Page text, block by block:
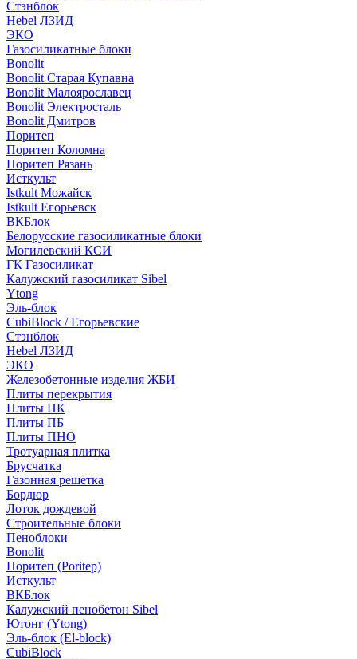
Стэнблок
Hebel ЛЗИД
ЭКО
Газосиликатные блоки
Bonolit
Bonolit Старая Купавна
Bonolit Малоярославец
Bonolit Электросталь
Bonolit Дмитров
Поритеп
Поритеп Коломна
Поритеп Рязань
Исткульт
Istkult Можайск
Istkult Егорьевск
ВКБлок
Белорусские газосиликатные блоки
Могилевский КСИ
ГК Газосиликат
Калужский газосиликат Sibel
Ytong
Эль-блок
CubiBlock / Егорьевские
Стэнблок
Hebel ЛЗИД
ЭКО
Железобетонные изделия ЖБИ
Плиты перекрытия
Плиты ПК
Плиты ПБ
Плиты ПНО
Тротуарная плитка
Брусчатка
Газонная решетка
Бордюр
Лоток дождевой
Строительные блоки
Пеноблоки
Bonolit
Поритеп (Poritep)
Исткульт
ВКБлок
Калужский пенобетон Sibel
Ютонг (Ytong)
Эль-блок (El-block)
CubiBlock